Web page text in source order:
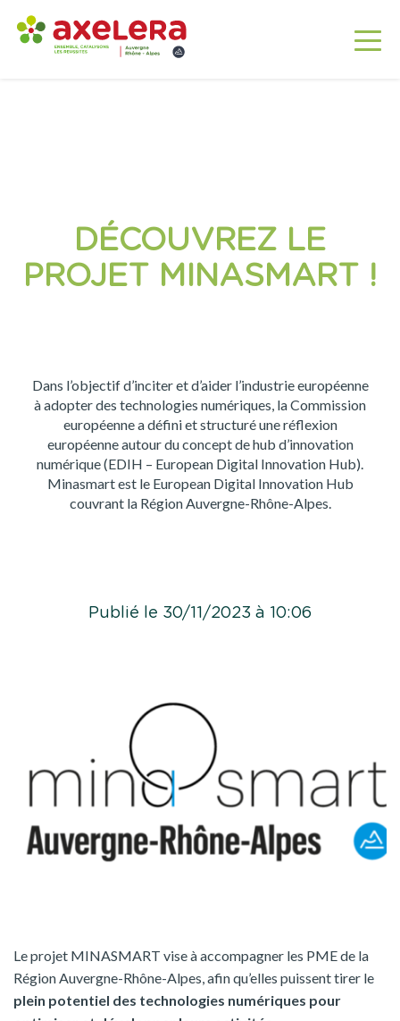
DÉCOUVREZ LE
PROJET MINASMART !
Dans l’objectif d’inciter et d’aider l’industrie européenne
à adopter des technologies numériques, la Commission
européenne a défini et structuré une réflexion
européenne autour du concept de hub d’innovation
numérique (EDIH – European Digital Innovation Hub).
Minasmart est le European Digital Innovation Hub
couvrant la Région Auvergne-Rhône-Alpes.
Publié le 30/11/2023 à 10:06
Le projet MINASMART vise à accompagner les PME de la
Région Auvergne-Rhône-Alpes, afin qu’elles puissent tirer le
plein potentiel des technologies numériques pour